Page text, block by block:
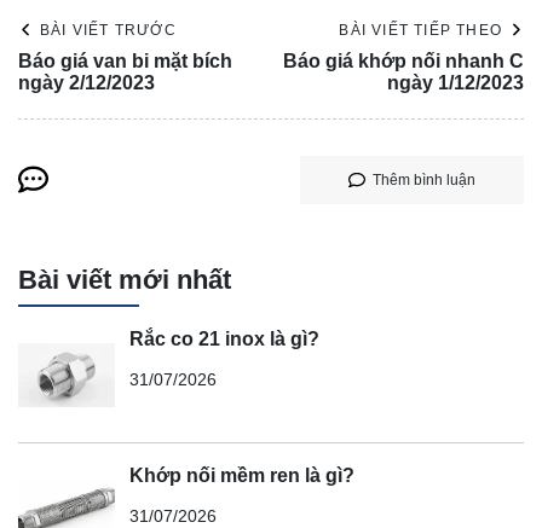
BÀI VIẾT TRƯỚC
Báo giá van bi mặt bích
ngày 2/12/2023
BÀI VIẾT TIẾP THEO
Báo giá khớp nối nhanh C
ngày 1/12/2023
Thêm bình luận
Bài viết mới nhất
Rắc co 21 inox là gì?
31/07/2026
Khớp nối mềm ren là gì?
31/07/2026